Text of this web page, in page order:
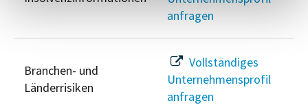
anfragen
Branchen- und
Länderrisiken
Vollständiges
Unternehmensprofil
anfragen